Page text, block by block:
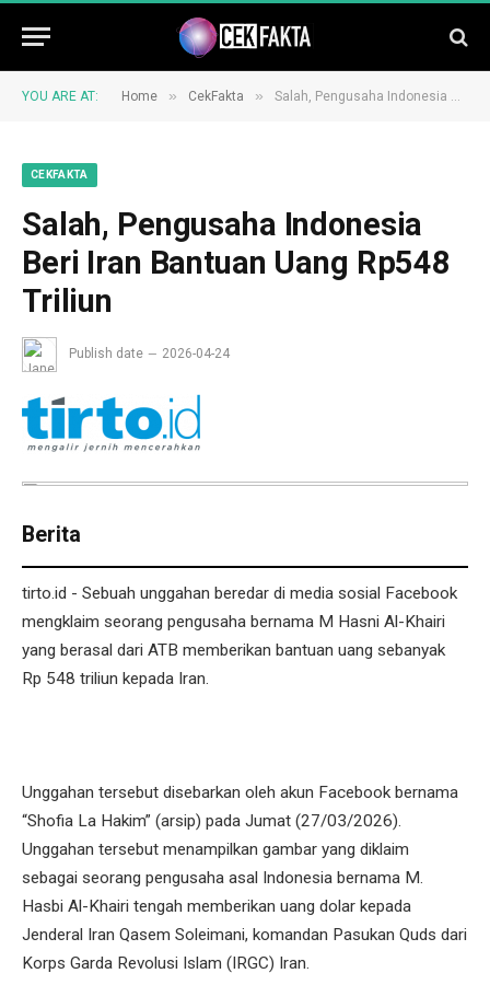
YOU ARE AT: Home » CekFakta » Salah, Pengusaha Indonesia Beri Iran Bantuan Uang Rp548 Triliun
CEKFAKTA
Salah, Pengusaha Indonesia
Beri Iran Bantuan Uang Rp548
Triliun
Publish date 2026-04-24
Berita
tirto.id - Sebuah unggahan beredar di media sosial Facebook
mengklaim seorang pengusaha bernama M Hasni Al-Khairi
yang berasal dari ATB memberikan bantuan uang sebanyak
Rp 548 triliun kepada Iran.
Unggahan tersebut disebarkan oleh akun Facebook bernama
“Shofia La Hakim” (arsip) pada Jumat (27/03/2026).
Unggahan tersebut menampilkan gambar yang diklaim
sebagai seorang pengusaha asal Indonesia bernama M.
Hasbi Al-Khairi tengah memberikan uang dolar kepada
Jenderal Iran Qasem Soleimani, komandan Pasukan Quds dari
Korps Garda Revolusi Islam (IRGC) Iran.